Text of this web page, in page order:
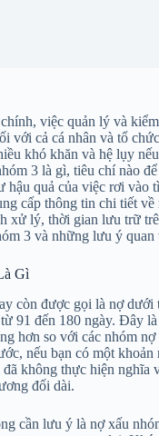
việc quản lý và
với cả cá nhân và tổ
khó khăn và hệ lụy
3 là gì, tiêu chí nào
hậu quả của việc rơi vào
cấp thông tin chi tiết
xử lý, thời gian lưu trữ
3 và những lưu ý quan
Gì
còn được gọi là nợ dưới
91 đến 180 ngày. Đây
hơn so với các nhóm
nếu bạn có một khoản
không thực hiện nghĩa
đối dài.
cần lưu ý là nợ xấu